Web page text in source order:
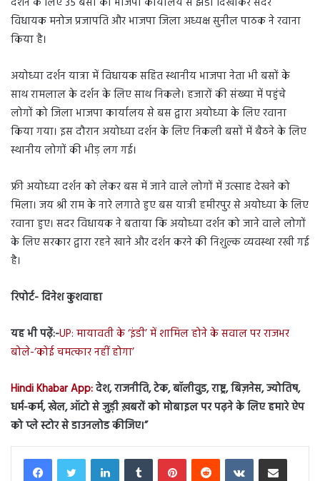
विधायक मनोज प्रजापति और भाजपा जिला अध्यक्ष सुनील पाठक ने रवाना
किया है।
अयोध्या दर्शन यात्रा में विधायक सहित स्थानीय भाजपा नेता भी बसों के
साथ रामलाल के दर्शन के लिए साथ निकले। हजारों की संख्या में पहुंचे
लोगों को जिला भाजपा कार्यालय से बस द्वारा अयोध्या के लिए रवाना
किया गया। इस दौरान अयोध्या दर्शन के लिए निकली बसों में बैठने के लिए
स्थानीय लोगों की भीड़ लग गई।
फ्री अयोध्या दर्शन को लेकर बस में जाने वाले लोगों में उत्साह देखने को
मिला। जय श्री राम के नारे लगाते हुए बस यात्री हमीरपुर से अयोध्या के लिए
रवाना हुए। सदर विधायक ने बताया कि अयोध्या दर्शन को जाने वाले लोगों
के लिए सरकार द्वारा रहने खाने और दर्शन करने की निशुल्क व्यवस्था रखी गई
है।
रिपोर्ट- दिनेश कुशवाहा
यह भी पढ़ें:-UP: मायावती के ‘इंडी’ में शामिल होने के सवाल पर राजभर
बोले-‘कोई चमत्कार नहीं होगा’
Hindi Khabar App:देश, राजनीति, टेक, बॉलीवुड, राष्ट्र, बिज़नेस, ज्योतिष,
धर्म-कर्म, खेल, ऑटो से जुड़ी ख़बरों को मोबाइल पर पढ़ने के लिए हमारे ऐप
को प्ले स्टोर से डाउनलोड कीजिए।”
LinkedInTumblr PinterestReddit VKontakteShare via Email